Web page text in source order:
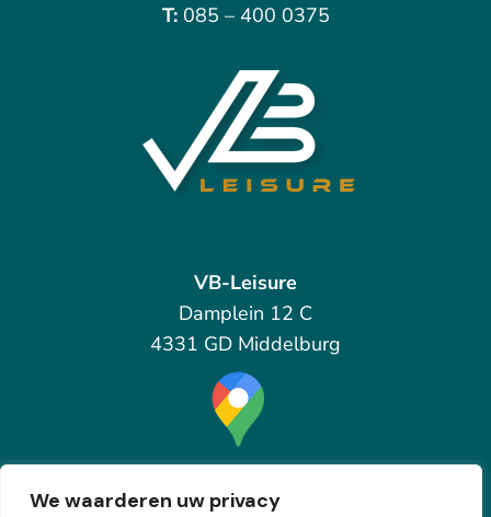
We waarderen uw privacy
T: 085 – 400 0375
VB-Leisure
Damplein 12 C
4331 GD Middelburg